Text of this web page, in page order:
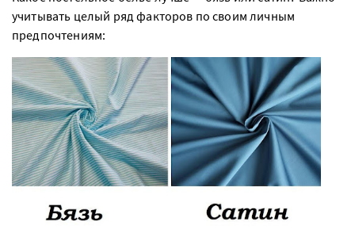
учитывать целый ряд факторов по своим личным
предпочтениям: